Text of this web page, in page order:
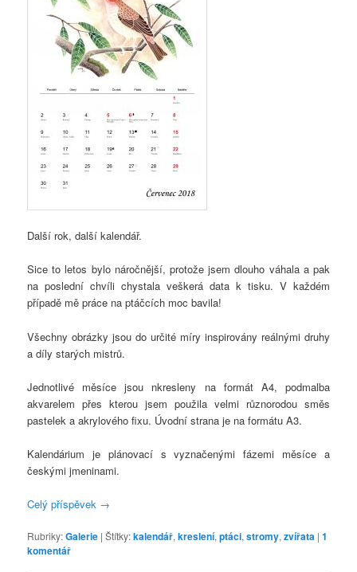
Další rok, další kalendář.
Sice to letos bylo náročnější, protože jsem dlouho váhala a pak
na poslední chvíli chystala veškerá data k tisku. V každém
případě mě práce na ptáčcích moc bavila!
Všechny obrázky jsou do určité míry inspirovány reálnými druhy
a díly starých mistrů.
Jednotlivé měsíce jsou nkresleny na formát A4, podmalba
akvarelem přes kterou jsem použila velmi různorodou směs
pastelek a akrylového fixu. Úvodní strana je na formátu A3.
Kalendárium je plánovací s vyznačenými fázemi měsíce a
českými jmeninami.
Celý příspěvek →
Rubriky:Galerie |Štítky:kalendář,kreslení,ptáci,stromy,zvířata |1
komentář